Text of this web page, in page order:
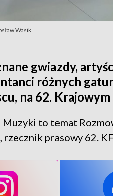
Wasik
gwiazdy,
różnych
na 62.
to temat
rzecznik prasowy 62.